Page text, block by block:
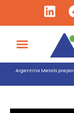
Argentina Metals